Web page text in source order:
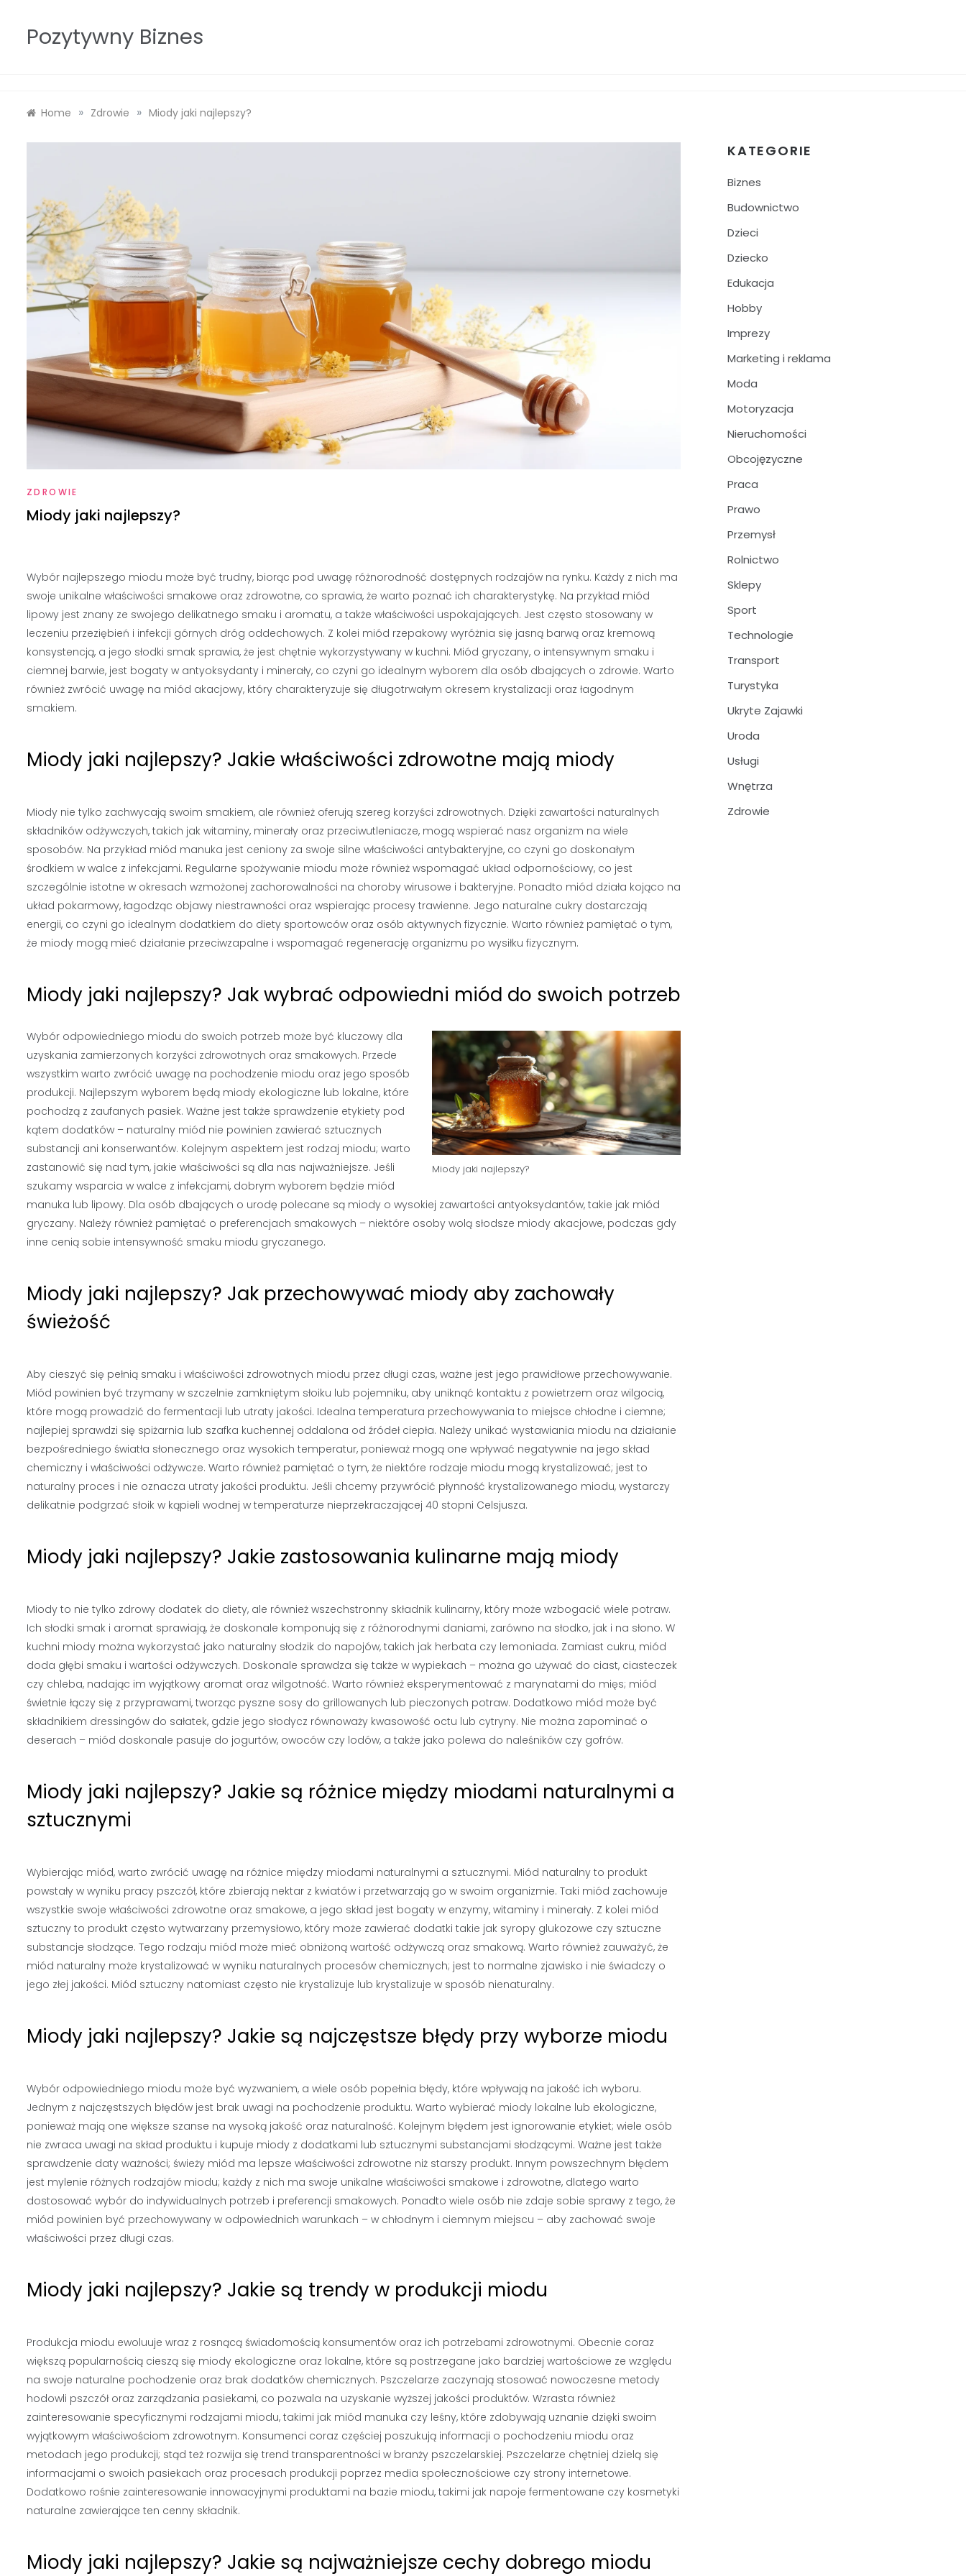
contentPozytywny Biznes
Home » Zdrowie » Miody jaki najlepszy?
ZDROWIE
Miody jaki najlepszy?
Wybór najlepszego miodu może być trudny, biorąc pod uwagę różnorodność dostępnych rodzajów na rynku. Każdy z nich ma
swoje unikalne właściwości smakowe oraz zdrowotne, co sprawia, że warto poznać ich charakterystykę. Na przykład miód
lipowy jest znany ze swojego delikatnego smaku i aromatu, a także właściwości uspokajających. Jest często stosowany w
leczeniu przeziębień i infekcji górnych dróg oddechowych. Z kolei miód rzepakowy wyróżnia się jasną barwą oraz kremową
konsystencją, a jego słodki smak sprawia, że jest chętnie wykorzystywany w kuchni. Miód gryczany, o intensywnym smaku i
ciemnej barwie, jest bogaty w antyoksydanty i minerały, co czyni go idealnym wyborem dla osób dbających o zdrowie. Warto
również zwrócić uwagę na miód akacjowy, który charakteryzuje się długotrwałym okresem krystalizacji oraz łagodnym
smakiem.
Miody jaki najlepszy? Jakie właściwości zdrowotne mają miody
Miody nie tylko zachwycają swoim smakiem, ale również oferują szereg korzyści zdrowotnych. Dzięki zawartości naturalnych
składników odżywczych, takich jak witaminy, minerały oraz przeciwutleniacze, mogą wspierać nasz organizm na wiele
sposobów. Na przykład miód manuka jest ceniony za swoje silne właściwości antybakteryjne, co czyni go doskonałym
środkiem w walce z infekcjami. Regularne spożywanie miodu może również wspomagać układ odpornościowy, co jest
szczególnie istotne w okresach wzmożonej zachorowalności na choroby wirusowe i bakteryjne. Ponadto miód działa kojąco na
układ pokarmowy, łagodząc objawy niestrawności oraz wspierając procesy trawienne. Jego naturalne cukry dostarczają
energii, co czyni go idealnym dodatkiem do diety sportowców oraz osób aktywnych fizycznie. Warto również pamiętać o tym,
że miody mogą mieć działanie przeciwzapalne i wspomagać regenerację organizmu po wysiłku fizycznym.
Miody jaki najlepszy? Jak wybrać odpowiedni miód do swoich potrzeb
Miody jaki najlepszy?
Wybór odpowiedniego miodu do swoich potrzeb może być kluczowy dla
uzyskania zamierzonych korzyści zdrowotnych oraz smakowych. Przede
wszystkim warto zwrócić uwagę na pochodzenie miodu oraz jego sposób
produkcji. Najlepszym wyborem będą miody ekologiczne lub lokalne, które
pochodzą z zaufanych pasiek. Ważne jest także sprawdzenie etykiety pod
kątem dodatków – naturalny miód nie powinien zawierać sztucznych
substancji ani konserwantów. Kolejnym aspektem jest rodzaj miodu; warto
zastanowić się nad tym, jakie właściwości są dla nas najważniejsze. Jeśli
szukamy wsparcia w walce z infekcjami, dobrym wyborem będzie miód
manuka lub lipowy. Dla osób dbających o urodę polecane są miody o wysokiej zawartości antyoksydantów, takie jak miód
gryczany. Należy również pamiętać o preferencjach smakowych – niektóre osoby wolą słodsze miody akacjowe, podczas gdy
inne cenią sobie intensywność smaku miodu gryczanego.
Miody jaki najlepszy? Jak przechowywać miody aby zachowały
świeżość
Aby cieszyć się pełnią smaku i właściwości zdrowotnych miodu przez długi czas, ważne jest jego prawidłowe przechowywanie.
Miód powinien być trzymany w szczelnie zamkniętym słoiku lub pojemniku, aby uniknąć kontaktu z powietrzem oraz wilgocią,
które mogą prowadzić do fermentacji lub utraty jakości. Idealna temperatura przechowywania to miejsce chłodne i ciemne;
najlepiej sprawdzi się spiżarnia lub szafka kuchennej oddalona od źródeł ciepła. Należy unikać wystawiania miodu na działanie
bezpośredniego światła słonecznego oraz wysokich temperatur, ponieważ mogą one wpływać negatywnie na jego skład
chemiczny i właściwości odżywcze. Warto również pamiętać o tym, że niektóre rodzaje miodu mogą krystalizować; jest to
naturalny proces i nie oznacza utraty jakości produktu. Jeśli chcemy przywrócić płynność krystalizowanego miodu, wystarczy
delikatnie podgrzać słoik w kąpieli wodnej w temperaturze nieprzekraczającej 40 stopni Celsjusza.
Miody jaki najlepszy? Jakie zastosowania kulinarne mają miody
Miody to nie tylko zdrowy dodatek do diety, ale również wszechstronny składnik kulinarny, który może wzbogacić wiele potraw.
Ich słodki smak i aromat sprawiają, że doskonale komponują się z różnorodnymi daniami, zarówno na słodko, jak i na słono. W
kuchni miody można wykorzystać jako naturalny słodzik do napojów, takich jak herbata czy lemoniada. Zamiast cukru, miód
doda głębi smaku i wartości odżywczych. Doskonale sprawdza się także w wypiekach – można go używać do ciast, ciasteczek
czy chleba, nadając im wyjątkowy aromat oraz wilgotność. Warto również eksperymentować z marynatami do mięs; miód
świetnie łączy się z przyprawami, tworząc pyszne sosy do grillowanych lub pieczonych potraw. Dodatkowo miód może być
składnikiem dressingów do sałatek, gdzie jego słodycz równoważy kwasowość octu lub cytryny. Nie można zapominać o
deserach – miód doskonale pasuje do jogurtów, owoców czy lodów, a także jako polewa do naleśników czy gofrów.
Miody jaki najlepszy? Jakie są różnice między miodami naturalnymi a
sztucznymi
Wybierając miód, warto zwrócić uwagę na różnice między miodami naturalnymi a sztucznymi. Miód naturalny to produkt
powstały w wyniku pracy pszczół, które zbierają nektar z kwiatów i przetwarzają go w swoim organizmie. Taki miód zachowuje
wszystkie swoje właściwości zdrowotne oraz smakowe, a jego skład jest bogaty w enzymy, witaminy i minerały. Z kolei miód
sztuczny to produkt często wytwarzany przemysłowo, który może zawierać dodatki takie jak syropy glukozowe czy sztuczne
substancje słodzące. Tego rodzaju miód może mieć obniżoną wartość odżywczą oraz smakową. Warto również zauważyć, że
miód naturalny może krystalizować w wyniku naturalnych procesów chemicznych; jest to normalne zjawisko i nie świadczy o
jego złej jakości. Miód sztuczny natomiast często nie krystalizuje lub krystalizuje w sposób nienaturalny.
Miody jaki najlepszy? Jakie są najczęstsze błędy przy wyborze miodu
Wybór odpowiedniego miodu może być wyzwaniem, a wiele osób popełnia błędy, które wpływają na jakość ich wyboru.
Jednym z najczęstszych błędów jest brak uwagi na pochodzenie produktu. Warto wybierać miody lokalne lub ekologiczne,
ponieważ mają one większe szanse na wysoką jakość oraz naturalność. Kolejnym błędem jest ignorowanie etykiet; wiele osób
nie zwraca uwagi na skład produktu i kupuje miody z dodatkami lub sztucznymi substancjami słodzącymi. Ważne jest także
sprawdzenie daty ważności; świeży miód ma lepsze właściwości zdrowotne niż starszy produkt. Innym powszechnym błędem
jest mylenie różnych rodzajów miodu; każdy z nich ma swoje unikalne właściwości smakowe i zdrowotne, dlatego warto
dostosować wybór do indywidualnych potrzeb i preferencji smakowych. Ponadto wiele osób nie zdaje sobie sprawy z tego, że
miód powinien być przechowywany w odpowiednich warunkach – w chłodnym i ciemnym miejscu – aby zachować swoje
właściwości przez długi czas.
Miody jaki najlepszy? Jakie są trendy w produkcji miodu
Produkcja miodu ewoluuje wraz z rosnącą świadomością konsumentów oraz ich potrzebami zdrowotnymi. Obecnie coraz
większą popularnością cieszą się miody ekologiczne oraz lokalne, które są postrzegane jako bardziej wartościowe ze względu
na swoje naturalne pochodzenie oraz brak dodatków chemicznych. Pszczelarze zaczynają stosować nowoczesne metody
hodowli pszczół oraz zarządzania pasiekami, co pozwala na uzyskanie wyższej jakości produktów. Wzrasta również
zainteresowanie specyficznymi rodzajami miodu, takimi jak miód manuka czy leśny, które zdobywają uznanie dzięki swoim
wyjątkowym właściwościom zdrowotnym. Konsumenci coraz częściej poszukują informacji o pochodzeniu miodu oraz
metodach jego produkcji; stąd też rozwija się trend transparentności w branży pszczelarskiej. Pszczelarze chętniej dzielą się
informacjami o swoich pasiekach oraz procesach produkcji poprzez media społecznościowe czy strony internetowe.
Dodatkowo rośnie zainteresowanie innowacyjnymi produktami na bazie miodu, takimi jak napoje fermentowane czy kosmetyki
naturalne zawierające ten cenny składnik.
Miody jaki najlepszy? Jakie są najważniejsze cechy dobrego miodu
KATEGORIE
Biznes
Budownictwo
Dzieci
Dziecko
Edukacja
Hobby
Imprezy
Marketing i reklama
Moda
Motoryzacja
Nieruchomości
Obcojęzyczne
Praca
Prawo
Przemysł
Rolnictwo
Sklepy
Sport
Technologie
Transport
Turystyka
Ukryte Zajawki
Uroda
Usługi
Wnętrza
Zdrowie